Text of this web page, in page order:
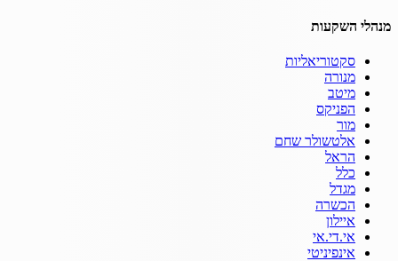
מנהלי השקעות
סקטוריאליות
מנורה
מיטב
הפניקס
מור
אלטשולר שחם
הראל
כלל
מגדל
הכשרה
איילון
אי.די.אי
אינפיניטי